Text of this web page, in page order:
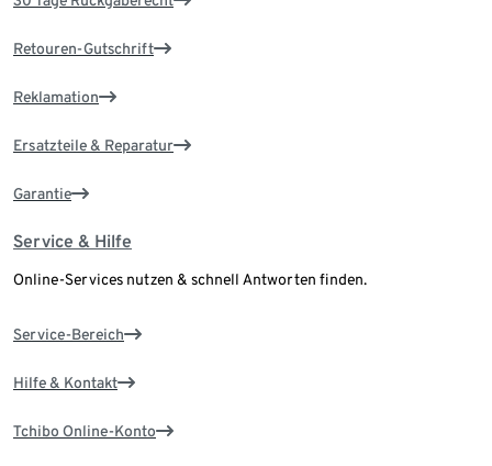
Retouren-Gutschrift
Reklamation
Ersatzteile & Reparatur
Garantie
Service & Hilfe
Online-Services nutzen & schnell Antworten finden.
Service-Bereich
Hilfe & Kontakt
Tchibo Online-Konto